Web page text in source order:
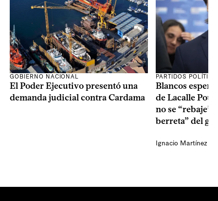
GOBIERNO NACIONAL
El Poder Ejecutivo presentó una
demanda judicial contra Cardama
PARTIDOS
Blancos
de Lacalle Pou
no se “rebaje”
berreta” del
Ignacio Martínez